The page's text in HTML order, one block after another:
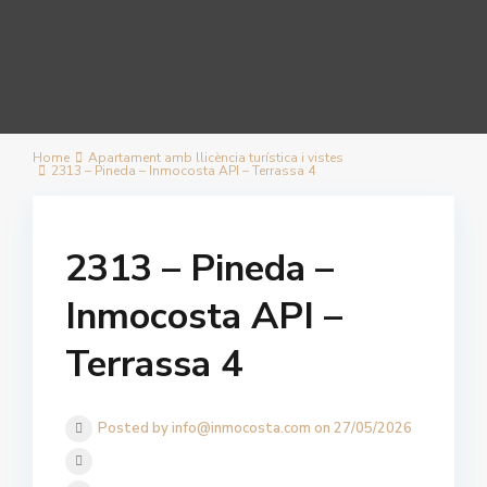
Home Apartament amb llicència turística i vistes
2313 – Pineda – Inmocosta API – Terrassa 4
2313 – Pineda –
Inmocosta API –
Terrassa 4
Posted by info@inmocosta.com on 27/05/2026